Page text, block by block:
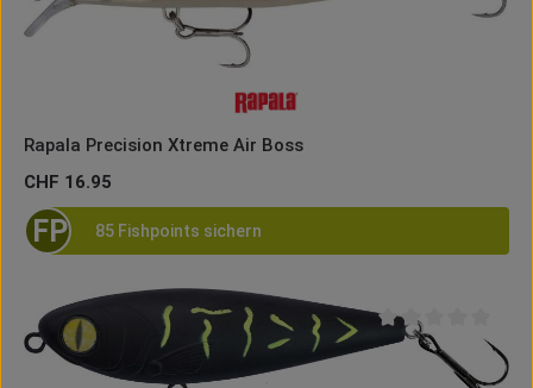
Rapala Precision Xtreme Air Boss
Regulärer Preis:
CHF 16.95
FP 85 Fishpoints sichern
Durchschnittliche